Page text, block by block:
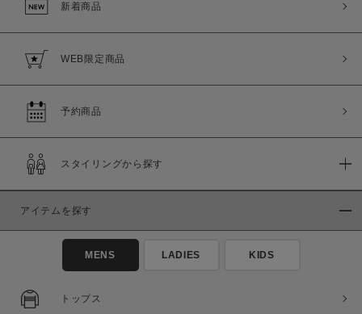
新着商品
WEB限定商品
予約商品
スタイリングから探す
アイテムを探す
MENS LADIES KIDS
トップス